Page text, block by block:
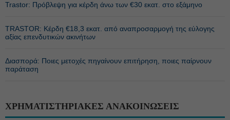
Trastor: Πρόβλεψη για κέρδη άνω των €30 εκατ. στο εξάμηνο
TRASTOR: Κέρδη €18,3 εκατ. από αναπροσαρμογή της εύλογης
αξίας επενδυτικών ακινήτων
Διασπορά: Ποιες μετοχές πηγαίνουν επιτήρηση, ποιες παίρνουν
παράταση
ΧΡΗΜΑΤΙΣΤΗΡΙΑΚΕΣ ΑΝΑΚΟΙΝΩΣΕΙΣ